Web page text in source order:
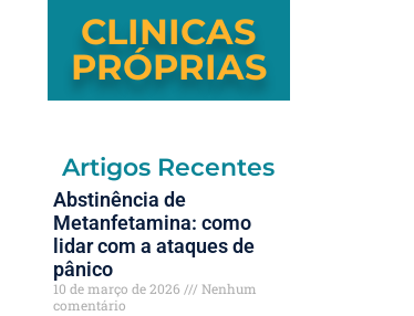
CLINICAS
PRÓPRIAS
Artigos Recentes
Abstinência de
Metanfetamina: como
lidar com a ataques de
pânico
10 de março de 2026
Nenhum
comentário